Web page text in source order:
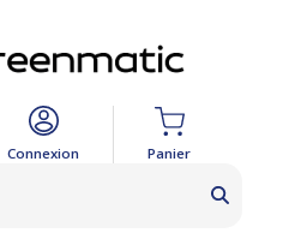
Connexion Panier